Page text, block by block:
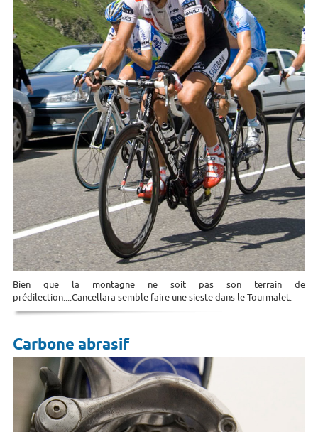
Bien que la montagne ne soit pas son terrain de
prédilection....Cancellara semble faire une sieste dans le Tourmalet.
Carbone abrasif